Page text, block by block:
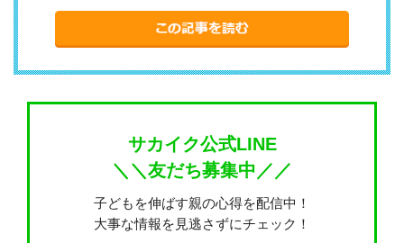
サカイク公式LINE
＼＼友だち募集中／／
子どもを伸ばす親の心得を配信中！
大事な情報を見逃さずにチェック！